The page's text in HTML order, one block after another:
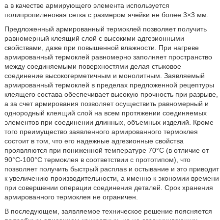
а в качестве армирующего элемента используется
полипропиленовая сетка с размером ячейки не более 3×3 мм.
Предложенный армированный термоклей позволяет получить
равномерный клеящий слой с высокими адгезионными
свойствами, даже при повышенной влажности. При нагреве
армированный термоклей равномерно заполняет пространство
между соединяемыми поверхностями делая стыковое
соединение высокогерметичным и монолитным. Заявляемый
армированный термоклей в пределах предложенной рецептуры
клеящего состава обеспечивает высокую прочность при разрыве,
а за счет армирования позволяет осуществить равномерный и
однородный клеящий слой на всем протяжении соединяемых
элементов при соединении длинных, объемных изделий. Кроме
того преимущество заявленного армированного термоклея
состоит в том, что его надежные адгезионные свойства
проявляются при пониженной температуре 70°С (в отличие от
90°С-100°С термоклея в соответствии с прототипом), что
позволяет получить быстрый расплав и остывание и это приводит
к увеличению производительности, а именно к экономии времени
при совершении операции соединения деталей. Срок хранения
армированного термоклея не ограничен.
В последующем, заявляемое техническое решение поясняется